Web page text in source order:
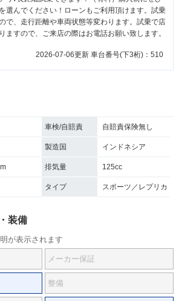
選んでください！ローンもご利用頂けます。試乗
で、走行距離や車両状態等変わります。試乗で店
ますので、ご来店の際はお電話お願い致します。
2026-07-06更新 車台番号(下3桁)：510
車検/自賠責 自賠責保険無し
製造国 インドネシア
排気量 125cc
タイプ スポーツ／レプリカ
装備
が表示されます
メーカー保証
整備